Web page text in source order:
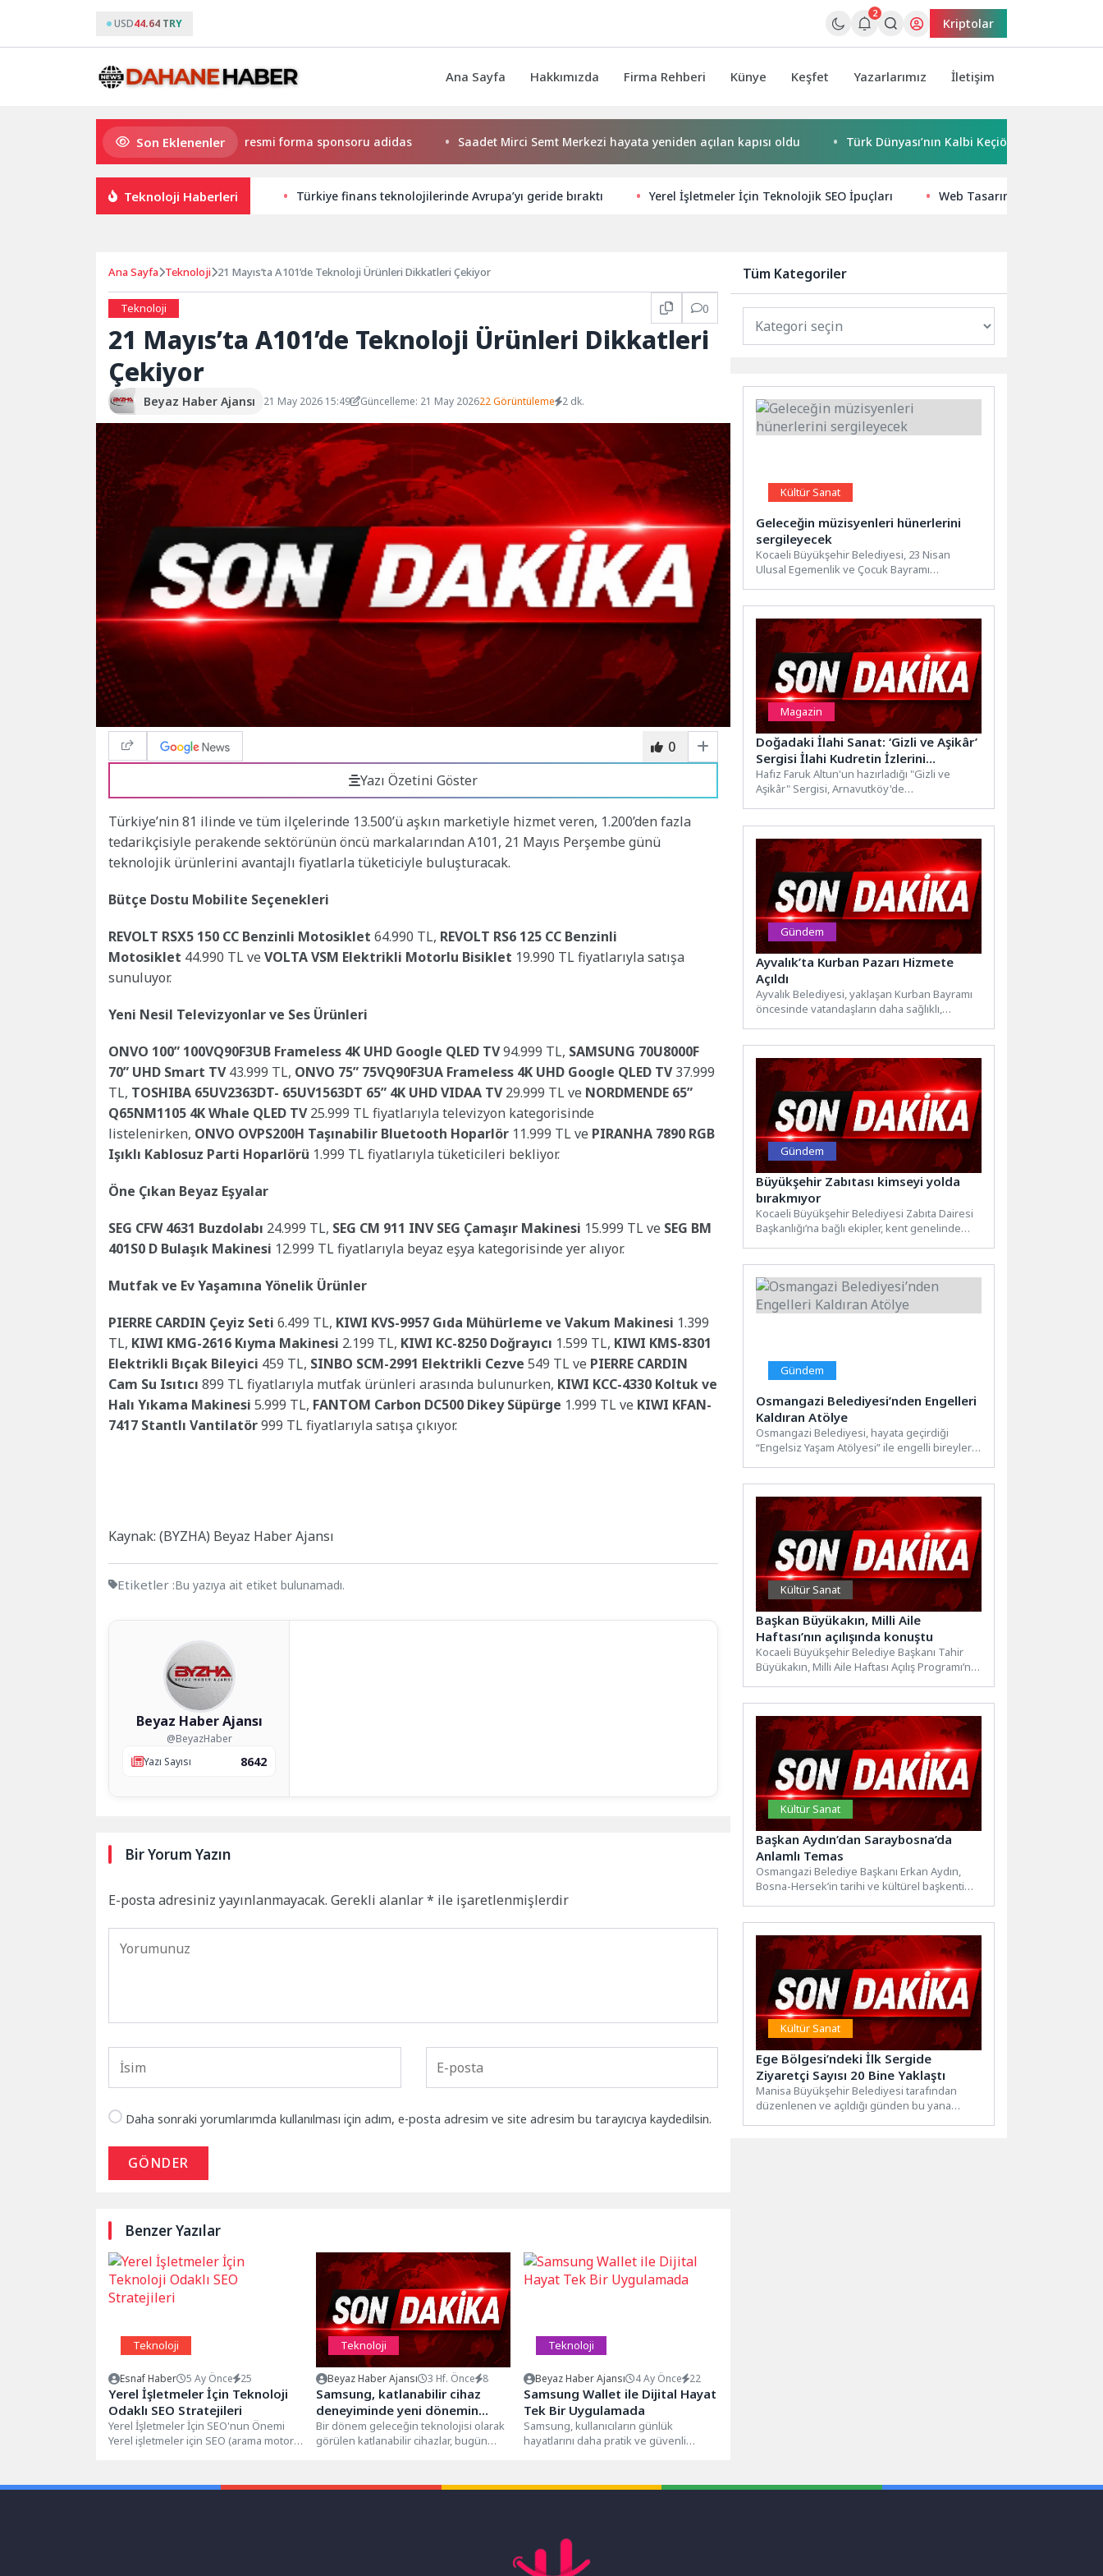
USD44.64 TRY
2
Kriptolar
Ana Sayfa Hakkımızda Firma Rehberi Künye Keşfet Yazarlarımız İletişim
Son Eklenenler
Eczacıbaşı Peron İstanbul’un resmi forma sponsoru adidas Saadet Mirci Semt Merkezi hayata yeniden açılan kapısı oldu Türk Dünyası’nın Kalbi Keçiören’de Attı
Teknoloji Haberleri Türkiye finans teknolojilerinde Avrupa’yı geride bıraktı Yerel İşletmeler İçin Teknolojik SEO İpuçları Web Tasarımında Yüksel:
Ana Sayfa Teknoloji 21 Mayıs’ta A101’de Teknoloji Ürünleri Dikkatleri Çekiyor
Teknoloji 0
21 Mayıs’ta A101’de Teknoloji Ürünleri Dikkatleri
Çekiyor
Beyaz Haber Ajansı 21 May 2026 15:49 Güncelleme: 21 May 202622 Görüntüleme 2 dk.
0
Yazı Özetini Göster
Türkiye’nin 81 ilinde ve tüm ilçelerinde 13.500’ü aşkın marketiyle hizmet veren, 1.200’den fazla
tedarikçisiyle perakende sektörünün öncü markalarından A101, 21 Mayıs Perşembe günü
teknolojik ürünlerini avantajlı fiyatlarla tüketiciyle buluşturacak.
Bütçe Dostu Mobilite Seçenekleri
REVOLT RSX5 150 CC Benzinli Motosiklet 64.990 TL, REVOLT RS6 125 CC Benzinli
Motosiklet 44.990 TL ve VOLTA VSM Elektrikli Motorlu Bisiklet 19.990 TL fiyatlarıyla satışa
sunuluyor.
Yeni Nesil Televizyonlar ve Ses Ürünleri
ONVO 100” 100VQ90F3UB Frameless 4K UHD Google QLED TV94.999 TL, SAMSUNG 70U8000F
70” UHD Smart TV43.999 TL, ONVO 75” 75VQ90F3UA Frameless 4K UHD Google QLED TV37.999
TL, TOSHIBA 65UV2363DT- 65UV1563DT 65” 4K UHD VIDAA TV29.999 TL ve NORDMENDE 65”
Q65NM1105 4K Whale QLED TV25.999 TL fiyatlarıyla televizyon kategorisinde
listelenirken, ONVO OVPS200H Taşınabilir Bluetooth Hoparlör 11.999 TL ve PIRANHA 7890 RGB
Işıklı Kablosuz Parti Hoparlörü 1.999 TL fiyatlarıyla tüketicileri bekliyor.
Öne Çıkan Beyaz Eşyalar
SEG CFW 4631 Buzdolabı 24.999 TL, SEG CM 911 INV SEG Çamaşır Makinesi 15.999 TL ve SEG BM
401S0 D Bulaşık Makinesi 12.999 TL fiyatlarıyla beyaz eşya kategorisinde yer alıyor.
Mutfak ve Ev Yaşamına Yönelik Ürünler
PIERRE CARDIN Çeyiz Seti 6.499 TL, KIWI KVS-9957 Gıda Mühürleme ve Vakum Makinesi 1.399
TL, KIWI KMG-2616 Kıyma Makinesi 2.199 TL, KIWI KC-8250 Doğrayıcı 1.599 TL, KIWI KMS-8301
Elektrikli Bıçak Bileyici 459 TL, SINBO SCM-2991 Elektrikli Cezve 549 TL ve PIERRE CARDIN
Cam Su Isıtıcı 899 TL fiyatlarıyla mutfak ürünleri arasında bulunurken, KIWI KCC-4330 Koltuk ve
Halı Yıkama Makinesi 5.999 TL, FANTOM Carbon DC500 Dikey Süpürge 1.999 TL ve KIWI KFAN-
7417 Stantlı Vantilatör999 TL fiyatlarıyla satışa çıkıyor.
Kaynak: (BYZHA) Beyaz Haber Ajansı
Etiketler :Bu yazıya ait etiket bulunamadı.
Beyaz Haber Ajansı
@BeyazHaber
Yazı Sayısı
8642
Bir Yorum Yazın
E-posta adresiniz yayınlanmayacak. Gerekli alanlar* ile işaretlenmişlerdir
Daha sonraki yorumlarımda kullanılması için adım, e-posta adresim ve site adresim bu tarayıcıya kaydedilsin.
GÖNDER
Benzer Yazılar
Teknoloji
Esnaf Haber 5 Ay Önce 25
Yerel İşletmeler İçin Teknoloji
Odaklı SEO Stratejileri
Yerel İşletmeler İçin SEO'nun Önemi
Yerel işletmeler için SEO (arama motoru
Teknoloji
Beyaz Haber Ajansı 3 Hf. Önce 8
Samsung, katlanabilir cihaz
deneyiminde yeni dönemin
sinyallerini veriyor
Bir dönem geleceğin teknolojisi olarak
görülen katlanabilir cihazlar, bugün
Teknoloji
Beyaz Haber Ajansı 4 Ay Önce 22
Samsung Wallet ile Dijital Hayat
Tek Bir Uygulamada
Samsung, kullanıcıların günlük
hayatlarını daha pratik ve güvenli
Tüm Kategoriler
Kültür Sanat
Geleceğin müzisyenleri hünerlerini
sergileyecek
Kocaeli Büyükşehir Belediyesi, 23 Nisan
Ulusal Egemenlik ve Çocuk Bayramı
Magazin
Doğadaki İlahi Sanat: ‘Gizli ve Aşikâr’
Sergisi İlahi Kudretin İzlerini
Sanatseverlerle Buluşturuyor
Hafız Faruk Altun'un hazırladığı "Gizli ve
Aşikâr" Sergisi, Arnavutköy'de
Gündem
Ayvalık’ta Kurban Pazarı Hizmete
Açıldı
Ayvalık Belediyesi, yaklaşan Kurban Bayramı
öncesinde vatandaşların daha sağlıklı,
Gündem
Büyükşehir Zabıtası kimseyi yolda
bırakmıyor
Kocaeli Büyükşehir Belediyesi Zabıta Dairesi
Başkanlığı’na bağlı ekipler, kent genelinde
Gündem
Osmangazi Belediyesi’nden Engelleri
Kaldıran Atölye
Osmangazi Belediyesi, hayata geçirdiği
“Engelsiz Yaşam Atölyesi” ile engelli bireylerin
Kültür Sanat
Başkan Büyükakın, Milli Aile
Haftası’nın açılışında konuştu
Kocaeli Büyükşehir Belediye Başkanı Tahir
Büyükakın, Milli Aile Haftası Açılış Programı’na
Kültür Sanat
Başkan Aydın’dan Saraybosna’da
Anlamlı Temas
Osmangazi Belediye Başkanı Erkan Aydın,
Bosna-Hersek’in tarihi ve kültürel başkenti
Kültür Sanat
Ege Bölgesi’ndeki İlk Sergide
Ziyaretçi Sayısı 20 Bine Yaklaştı
Manisa Büyükşehir Belediyesi tarafından
düzenlenen ve açıldığı günden bu yana